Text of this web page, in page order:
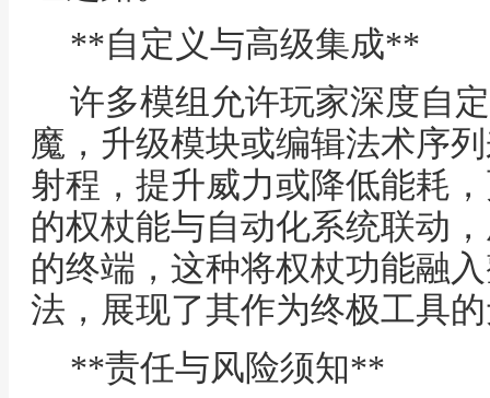
**自定义与高级集成**
许多模组允许玩家深度自
魔，升级模块或编辑法术序
射程，提升威力或降低能耗
的权杖能与自动化系统联动
的终端，这种将权杖功能融
法，展现了其作为终极工具
**责任与风险须知**